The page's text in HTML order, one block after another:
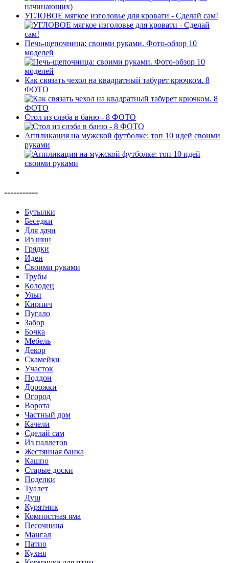
УГЛОВОЕ мягкое изголовье для кровати - Сделай сам!
Печь-щепочница: своими руками. Фото-обзор 10
моделей
Как связать чехол на квадратный табурет крючком. 8
ФОТО
Стол из слэба в баню - 8 ФОТО
Аппликация на мужской футболке: топ 10 идей своими
руками
-----------
Бутылки
Беседки
Для дачи
Из шин
Грядки
Идеи
Своими руками
Трубы
Колодец
Ульи
Кирпич
Пугало
Забор
Бочка
Мебель
Декор
Скамейки
Участок
Поддон
Дорожки
Огород
Ворота
Частный дом
Качели
Сделай сам
Из паллетов
Жестянная банка
Кашпо
Старые доски
Поделки
Туалет
Душ
Курятник
Компостная яма
Песочница
Мангал
Патио
Кухня